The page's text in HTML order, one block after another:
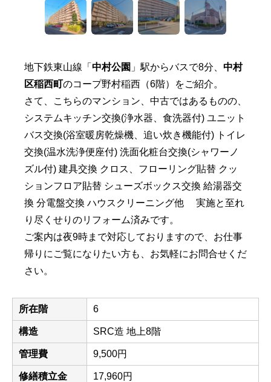
地下鉄東山線「 中村公園 」駅からバスで8分、 中村
区稲西町のコープ野村稲西（6階）をご紹介。
さて、こちらのマンション、中古ではあるものの、
システムキッチン交換(浄水器、食洗器付) ユニット
バス交換(浴室暖房乾燥機、追い炊き機能付) トイレ
交換(温水洗浄便座付) 洗面化粧台交換(シャワーノ
ズル付) 建具交換 クロス、フローリング貼替 クッ
ションフロア貼替 シューズボックス交換 給湯器交
換 分電盤交換 ハウスクリーニング他 実施と至れ
り尽くせりのリフォーム済みです。
ご案内は夜9時まで対応しておりますので、お仕事
帰りにご覧になりたい方も、お気軽にお問合せくだ
さい。
所在階 6
構造 SRC造 地上8階
管理費 9,500円
修繕積立金 17,960円